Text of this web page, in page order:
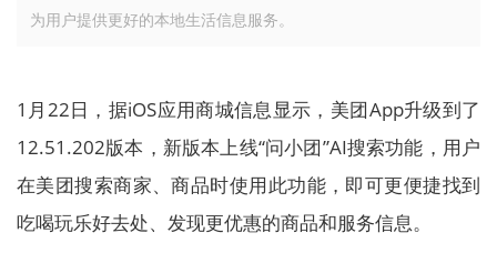
为用户提供更好的本地生活信息服务。
1月22日，据iOS应用商城信息显示，美团App升级到了
12.51.202版本，新版本上线“问小团”AI搜索功能，用户
在美团搜索商家、商品时使用此功能，即可更便捷找到
吃喝玩乐好去处、发现更优惠的商品和服务信息。